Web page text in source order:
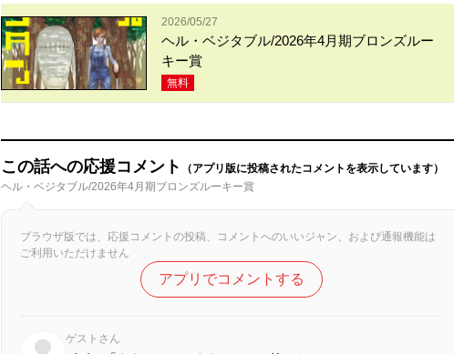
2026/05/27
ヘル・ベジタブル/2026年4月期ブロンズルー
キー賞
無料
この話への応援コメント
（アプリ版に投稿されたコメントを表示しています）
ヘル・ベジタブル/2026年4月期ブロンズルーキー賞
ブラウザ版では、応援コメントの投稿、コメントへのいいジャン、および通報機能は
ご利用いただけません
アプリでコメントする
ゲストさん